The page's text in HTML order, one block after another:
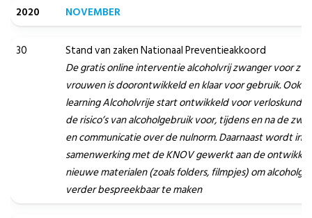
2020 NOVEMBER
30
Stand van zaken Nationaal Preventieakkoord
De gratis online interventie alcoholvrij zwanger voor
vrouwen is doorontwikkeld en klaar voor gebruik. Ook is
learning Alcoholvrije start ontwikkeld voor
de risico’s van alcoholgebruik voor, tijdens en na de
en communicatie over de nulnorm. Daarnaast wordt in
samenwerking met de KNOV gewerkt aan de
nieuwe materialen (zoals folders, filmpjes) om
verder bespreekbaar te maken